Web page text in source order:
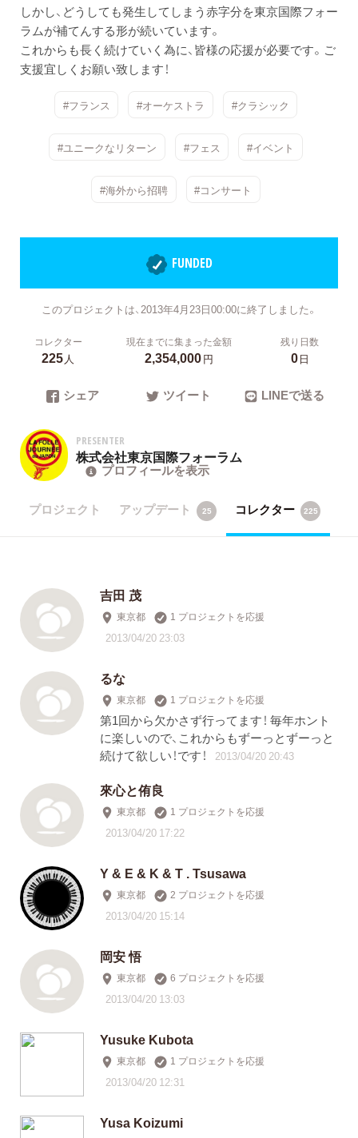
しかし、どうしても発生してしまう赤字分を東京国際フォー
ラムが補てんする形が続いています。
これからも長く続けていく為に、皆様の応援が必要です。ご
支援宜しくお願い致します！
#フランス #オーケストラ #クラシック
#ユニークなリターン #フェス #イベント
#海外から招聘 #コンサート
FUNDED
このプロジェクトは、2013年4月23日00:00に終了しました。
コレクター
225人
現在までに集まった金額
2,354,000円
残り日数
0日
シェア ツイート LINEで送る
PRESENTER
株式会社東京国際フォーラム
プロフィールを表示
プロジェクト アップデート 25 コレクター 225
吉田 茂
東京都 1 プロジェクトを応援
2013/04/20 23:03
るな
東京都 1 プロジェクトを応援
第1回から欠かさず行ってます！ 毎年ホント
に楽しいので、これからもずーっとずーっと
続けて欲しい！です！
2013/04/20 20:43
來心と侑良
東京都 1 プロジェクトを応援
2013/04/20 17:22
Y & E & K & T . Tsusawa
東京都 2 プロジェクトを応援
2013/04/20 15:14
岡安 悟
東京都 6 プロジェクトを応援
2013/04/20 13:03
Yusuke Kubota
東京都 1 プロジェクトを応援
2013/04/20 12:31
Yusa Koizumi